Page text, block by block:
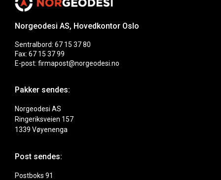
Norgeodesi AS, Hovedkontor Oslo
Sentralbord: 67 15 37 80
Fax: 67 15 37 99
E-post: firmapost@norgeodesi.no
Pakker sendes:
Norgeodesi AS
Ringeriksveien 157
1339 Vøyenenga
Post sendes:
Postboks 91